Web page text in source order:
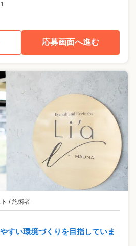
応募画面へ進む
/ 施術者
すい環境づくりを目指していま